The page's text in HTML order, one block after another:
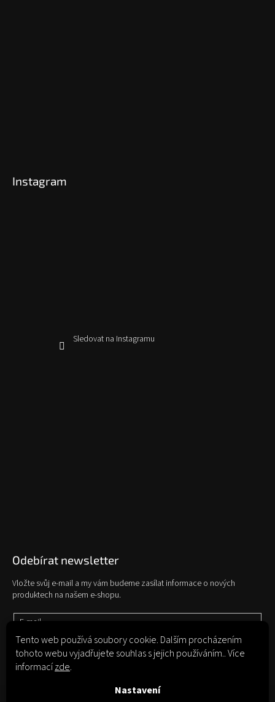
Tento web používá soubory cookie. Dalším procházením
tohoto webu vyjadřujete souhlas s jejich používáním.. Více
informacízde.
Nastavení
Instagram
Sledovat na Instagramu
Odebírat newsletter
Vložte svůj e-mail a my vám budeme zasílat informace o nových
produktech na našem e-shopu.
E-mail
Vložením e-mailu souhlasíte spodmínkami ochrany osobních údajů